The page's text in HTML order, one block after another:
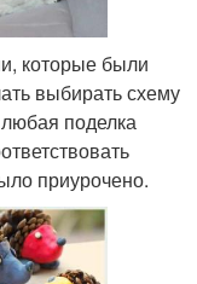
которые были
выбирать схему
поделка
приурочено.